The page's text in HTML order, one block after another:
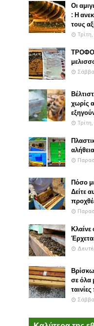
Οι
: Η
τους
χωρίς
αλήθεια
Πόσο
Δείτε
Κλαίνε
Βρίσκω
σε όλα